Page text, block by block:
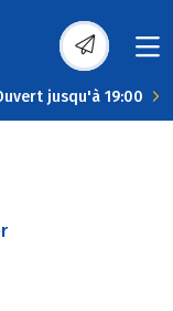
jusqu'à 19:00